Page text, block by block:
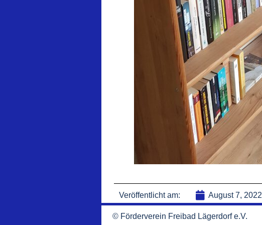
Veröffentlicht am: August 7, 2022
© Förderverein Freibad Lägerdorf e.V.